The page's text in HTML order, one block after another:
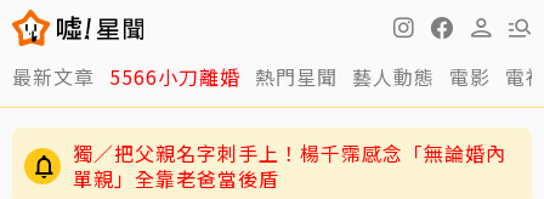
最新文章 5566小刀離婚 熱門星聞 藝人動態 電影 電
獨／把父親名字刺手上！楊千霈感念「無論婚內
單親」全靠老爸當後盾